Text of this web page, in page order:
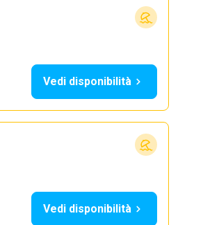
Vedi disponibilità
Vedi disponibilità